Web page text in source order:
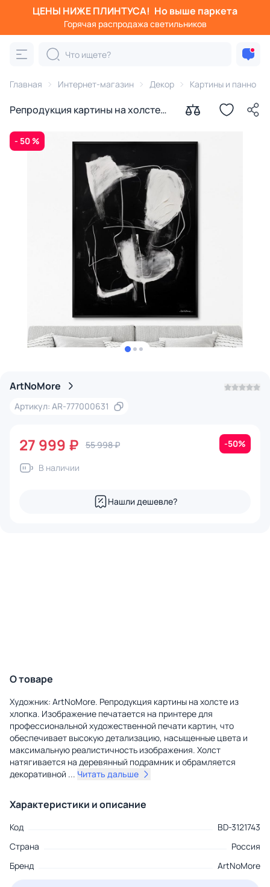
ЦЕНЫ НИЖЕ ПЛИНТУСА! Но выше паркета
Горячая распродажа светильников
Главная Интернет-магазин Декор Картины и панно
Репродукция картины на холсте
- 50 %
ArtNoMore
Артикул: AR-777000631
27 999 ₽ 55 998 ₽ -50%
В наличии
Нашли дешевле?
О товаре
Художник: ArtNoMore. Репродукция картины на холсте из
хлопка. Изображение печатается на принтере для
профессиональной художественной печати картин, что
обеспечивает высокую детализацию, насыщенные цвета и
максимальную реалистичность изображения. Холст
натягивается на деревянный подрамник и обрамляется
декоративной ... Читать дальше
Характеристики и описание
Код
BD-3121743
Страна
Россия
Бренд
ArtNoMore